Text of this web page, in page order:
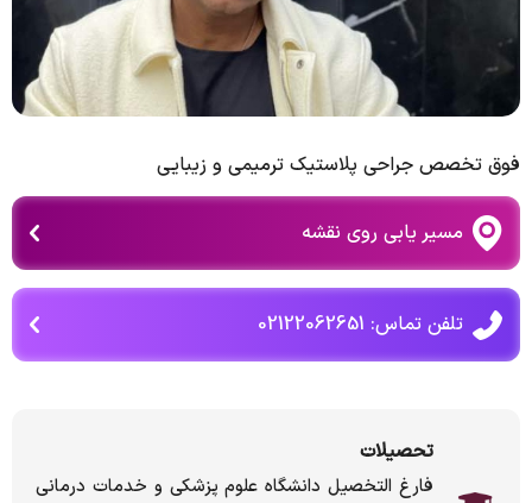
فوق تخصص جراحی پلاستیک ترمیمی و زیبایی
مسیر یابی روی نقشه
تلفن تماس: 02122062651
تحصیلات
فارغ التخصیل دانشگاه علوم پزشکی و خدمات درمانی